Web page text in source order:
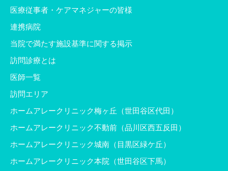
医療従事者・ケアマネジャーの皆様
連携病院
当院で満たす施設基準に関する掲示
訪問診療とは
医師一覧
訪問エリア
ホームアレークリニック梅ヶ丘（世田谷区代田）
ホームアレークリニック不動前（品川区西五反田）
ホームアレークリニック城南（目黒区緑ケ丘）
ホームアレークリニック本院（世田谷区下馬）